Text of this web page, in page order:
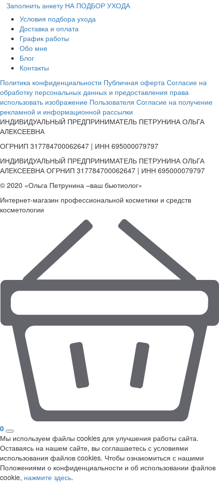
Заполнить анкету НА ПОДБОР УХОДА
Условия подбора ухода
Доставка и оплата
График работы
Обо мне
Блог
Контакты
Политика конфиденциальности Публичная оферта Согласие на
обработку персональных данных и предоставления права
использовать изображение Пользователя Согласие на получение
рекламной и информационной рассылки
ИНДИВИДУАЛЬНЫЙ ПРЕДПРИНИМАТЕЛЬ ПЕТРУНИНА ОЛЬГА
АЛЕКСЕЕВНА
ОГРНИП 317784700062647 | ИНН 695000079797
ИНДИВИДУАЛЬНЫЙ ПРЕДПРИНИМАТЕЛЬ ПЕТРУНИНА ОЛЬГА
АЛЕКСЕЕВНА ОГРНИП 317784700062647 | ИНН 695000079797
© 2020 «Ольга Петрунина –ваш бьютиолог»
Интернет-магазин профессиональной косметики и средств
косметологии
0
Мы используем файлы cookies для улучшения работы сайта.
Оставаясь на нашем сайте, вы соглашаетесь с условиями
использования файлов cookies. Чтобы ознакомиться с нашими
Положениями о конфиденциальности и об использовании файлов
cookie, нажмите здесь.